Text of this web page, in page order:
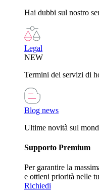
Hai dubbi sul nostro
Legal
NEW
Termini dei servizi di
Blog news
Ultime novità sul
Supporto Premium
Per garantire la
e ottieni priorità nelle
Richiedi